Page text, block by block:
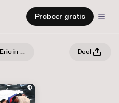
Probeer gratis
PatrickWestinDangAndEric in the Morning Deel